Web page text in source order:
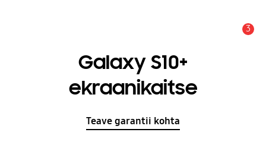
3
Galaxy S10+
ekraanikaitse
Teave garantii kohta